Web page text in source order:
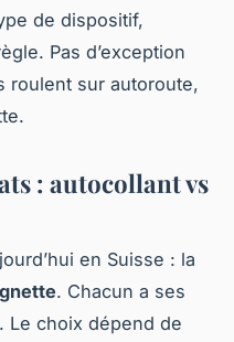
de dispositif,
Pas d’exception
roulent sur autoroute,
: autocollant vs
en Suisse : la
. Chacun a ses
Le choix dépend de